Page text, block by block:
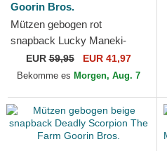
Goorin Bros.
Mützen gebogen rot
snapback Lucky Maneki-
Neko Happy Thoughts The
Farm Goorin Bros.
EUR59,95 EUR 41,97
Bekomme es Morgen, Aug. 7